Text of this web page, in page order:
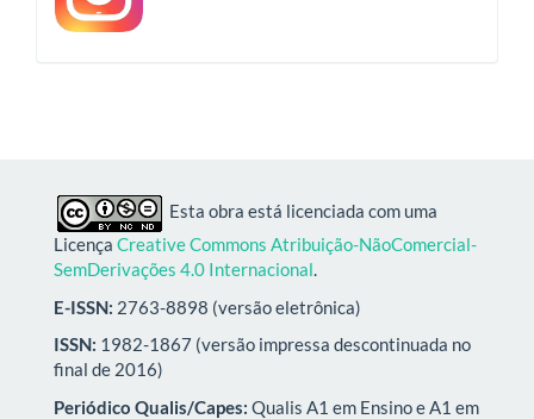
Esta obra está licenciada com uma
Licença Creative Commons Atribuição-NãoComercial-
SemDerivações 4.0 Internacional.
E-ISSN: 2763-8898 (versão eletrônica)
ISSN: 1982-1867 (versão impressa descontinuada no
final de 2016)
Periódico Qualis/Capes: Qualis A1 em Ensino e A1 em